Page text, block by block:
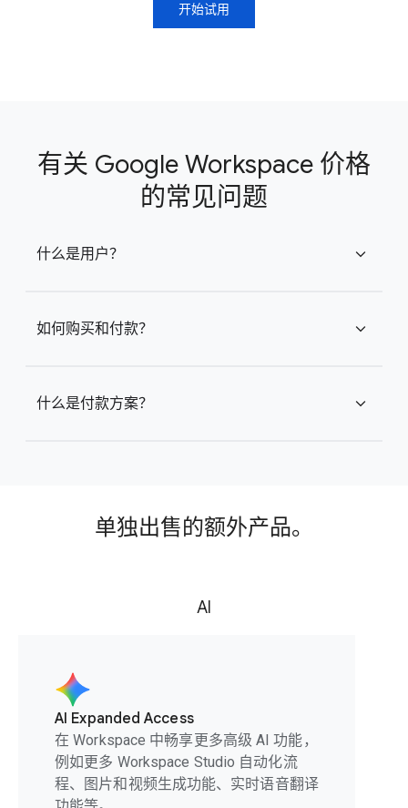
开始试用
有关 Google Workspace 价格
的常见问题
什么是用户？ expand_more
如何购买和付款？ expand_more
什么是付款方案？ expand_more
单独出售的额外产品。
AI
AI Expanded Access
在 Workspace 中畅享更多高级 AI 功能，
例如更多 Workspace Studio 自动化流
程、图片和视频生成功能、实时语音翻译